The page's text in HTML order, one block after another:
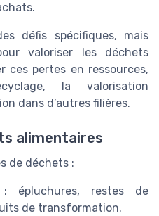
défis spécifiques, mais
valoriser les déchets
ces pertes en ressources,
la valorisation
dans d’autres filières.
alimentaires
de déchets :
: épluchures, restes de
de transformation.